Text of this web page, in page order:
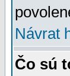
Návrat
Čo sú